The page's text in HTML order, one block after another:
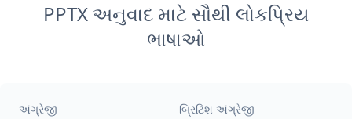
PPTX અનુવાદ માટે સૌથી લોકપ્રિય
ભાષાઓ
અંગ્રેજી
બ્રિટિશ અંગ્રેજી